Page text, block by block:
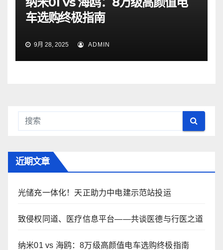
车选购终极指南
9月 28, 2025 ADMIN
近期文章
光储充一体化！天正助力中电建示范站投运
致侵权同道、医疗信息平台——共谈医德与行医之道
纳米01 vs 海鸥：8万级高颜值电车选购终极指南